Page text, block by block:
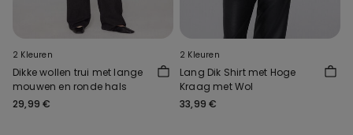
2 Kleuren
Dikke wollen trui met lange
mouwen en ronde hals
29,99 €
2 Kleuren
Lang Dik Shirt met Hoge
Kraag met Wol
33,99 €